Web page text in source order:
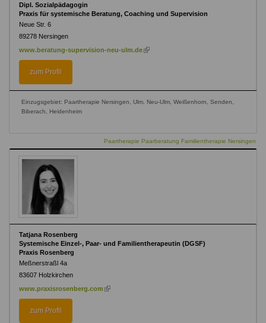
Dipl. Sozialpädagogin
Praxis für systemische Beratung, Coaching und Supervision
Neue Str. 6
89278 Nersingen
www.beratung-supervision-neu-ulm.de (link
zum Profil
Einzugsgebiet: Paartherapie Nersingen, Ulm, Neu-Ulm, Weißenhorn, Senden,
Biberach, Heidenheim
Paartherapie Paarberatung Familientherapie Nersingen
Tatjana Rosenberg
Systemische Einzel-, Paar- und Familientherapeutin (DGSF)
Praxis Rosenberg
Meßnerstraßl 4a
83607 Holzkirchen
www.praxisrosenberg.com (link
zum Profil